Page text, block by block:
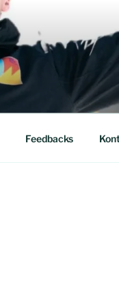
Feedbacks